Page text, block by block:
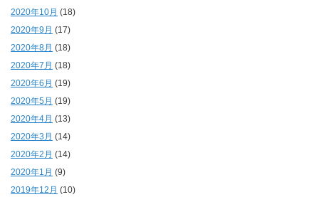
2020年10月 (18)
2020年9月 (17)
2020年8月 (18)
2020年7月 (18)
2020年6月 (19)
2020年5月 (19)
2020年4月 (13)
2020年3月 (14)
2020年2月 (14)
2020年1月 (9)
2019年12月 (10)